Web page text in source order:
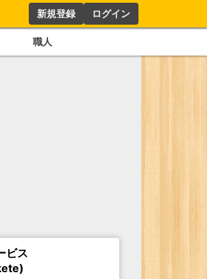
新規登録 ログイン
職人
ビス